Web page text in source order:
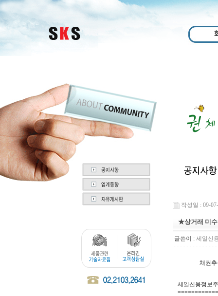
작성일 : 09-
★상거래 미
글쓴이 : 세일신
채권추심(
세일신용정보